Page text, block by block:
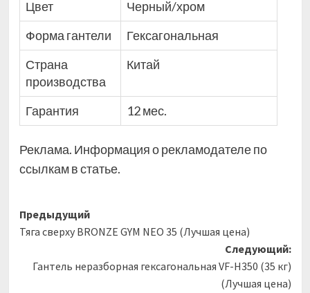
Цвет
Черный/хром
Форма гантели
Гексагональная
Страна
производства
Китай
Гарантия 12 мес.
Реклама. Информация о рекламодателе по
ссылкам в статье.
Навигация
записи
Предыдущий
Тяга сверху BRONZE GYM NEO 35 (Лучшая цена)
Следующий:
Гантель неразборная гексагональная VF-H350 (35 кг)
(Лучшая цена)